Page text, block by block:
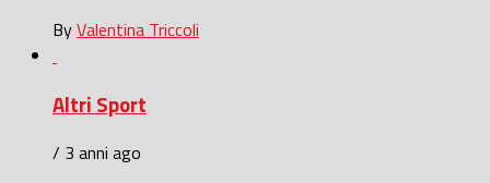
ByValentina Triccoli
Altri Sport
/ 3 anni ago